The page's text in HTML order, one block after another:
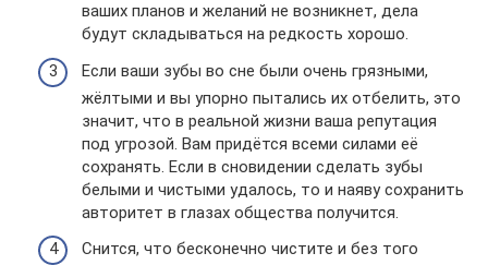
ваших планов и желаний не возникнет, дела
будут складываться на редкость хорошо.
Если ваши зубы во сне были очень грязными,
жёлтыми и вы упорно пытались их отбелить, это
значит, что в реальной жизни ваша репутация
под угрозой. Вам придётся всеми силами её
сохранять. Если в сновидении сделать зубы
белыми и чистыми удалось, то и наяву сохранить
авторитет в глазах общества получится.
Снится, что бесконечно чистите и без того